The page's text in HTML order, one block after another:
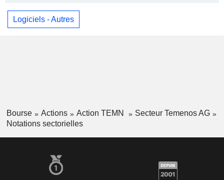
Logiciels - Autres
Bourse Actions Action TEMN
Secteur Temenos AG
Notations sectorielles